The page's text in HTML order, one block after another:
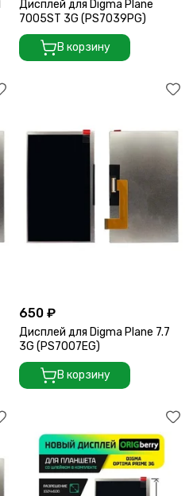
Дисплей для Digma Plane
7005ST 3G (PS7039PG)
В корзину
650 ₽
Дисплей для Digma Plane 7.7
3G (PS7007EG)
В корзину